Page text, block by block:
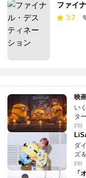
ファイ
3.7
映
い
タ
PR
ダ
ズ
PR
「